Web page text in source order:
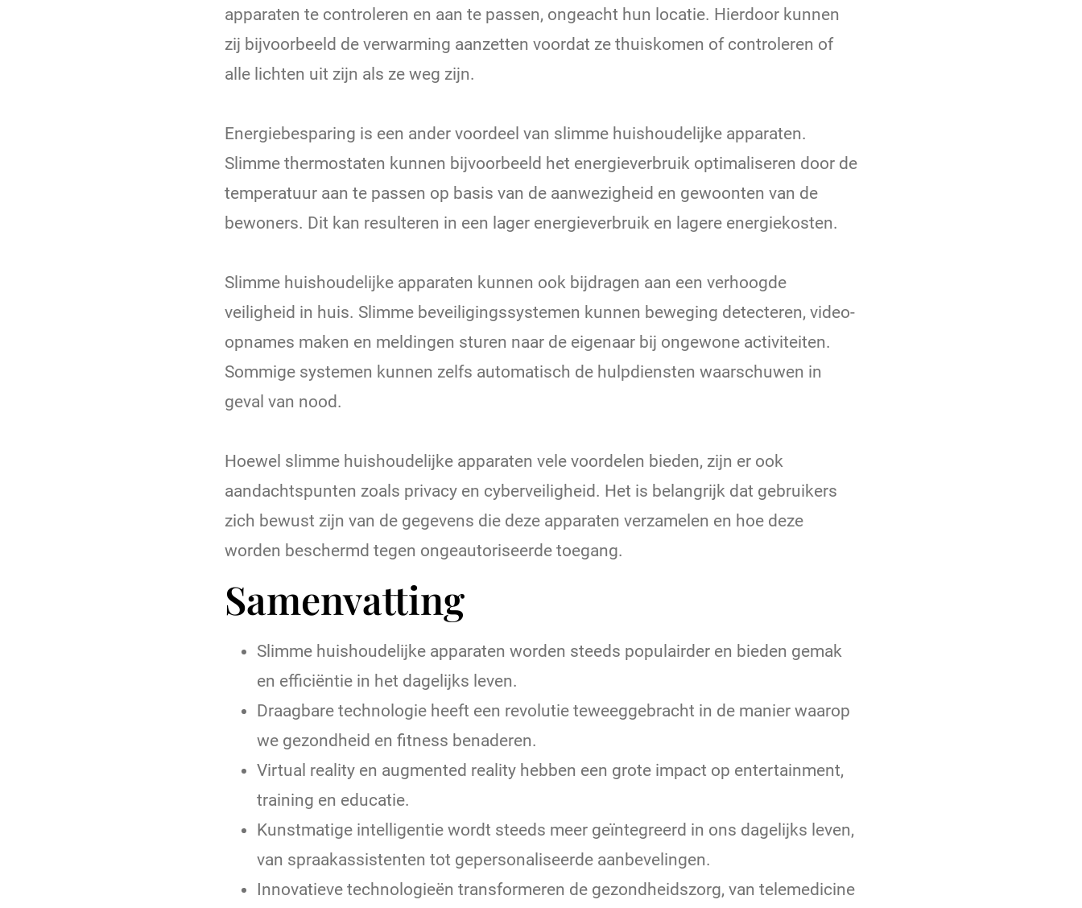
apparaten te controleren en aan te passen, ongeacht hun locatie. Hierdoor kunnen
zij bijvoorbeeld de verwarming aanzetten voordat ze thuiskomen of controleren of
alle lichten uit zijn als ze weg zijn.
Energiebesparing is een ander voordeel van slimme huishoudelijke apparaten.
Slimme thermostaten kunnen bijvoorbeeld het energieverbruik optimaliseren door de
temperatuur aan te passen op basis van de aanwezigheid en gewoonten van de
bewoners. Dit kan resulteren in een lager energieverbruik en lagere energiekosten.
Slimme huishoudelijke apparaten kunnen ook bijdragen aan een verhoogde
veiligheid in huis. Slimme beveiligingssystemen kunnen beweging detecteren, video-
opnames maken en meldingen sturen naar de eigenaar bij ongewone activiteiten.
Sommige systemen kunnen zelfs automatisch de hulpdiensten waarschuwen in
geval van nood.
Hoewel slimme huishoudelijke apparaten vele voordelen bieden, zijn er ook
aandachtspunten zoals privacy en cyberveiligheid. Het is belangrijk dat gebruikers
zich bewust zijn van de gegevens die deze apparaten verzamelen en hoe deze
worden beschermd tegen ongeautoriseerde toegang.
Samenvatting
Slimme huishoudelijke apparaten worden steeds populairder en bieden gemak
en efficiëntie in het dagelijks leven.
Draagbare technologie heeft een revolutie teweeggebracht in de manier waarop
we gezondheid en fitness benaderen.
Virtual reality en augmented reality hebben een grote impact op entertainment,
training en educatie.
Kunstmatige intelligentie wordt steeds meer geïntegreerd in ons dagelijks leven,
van spraakassistenten tot gepersonaliseerde aanbevelingen.
Innovatieve technologieën transformeren de gezondheidszorg, van telemedicine